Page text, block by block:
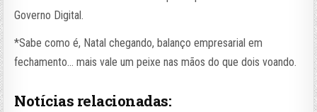
Governo Digital.
*Sabe como é, Natal chegando, balanço empresarial em
fechamento… mais vale um peixe nas mãos do que dois voando.
Notícias relacionadas: